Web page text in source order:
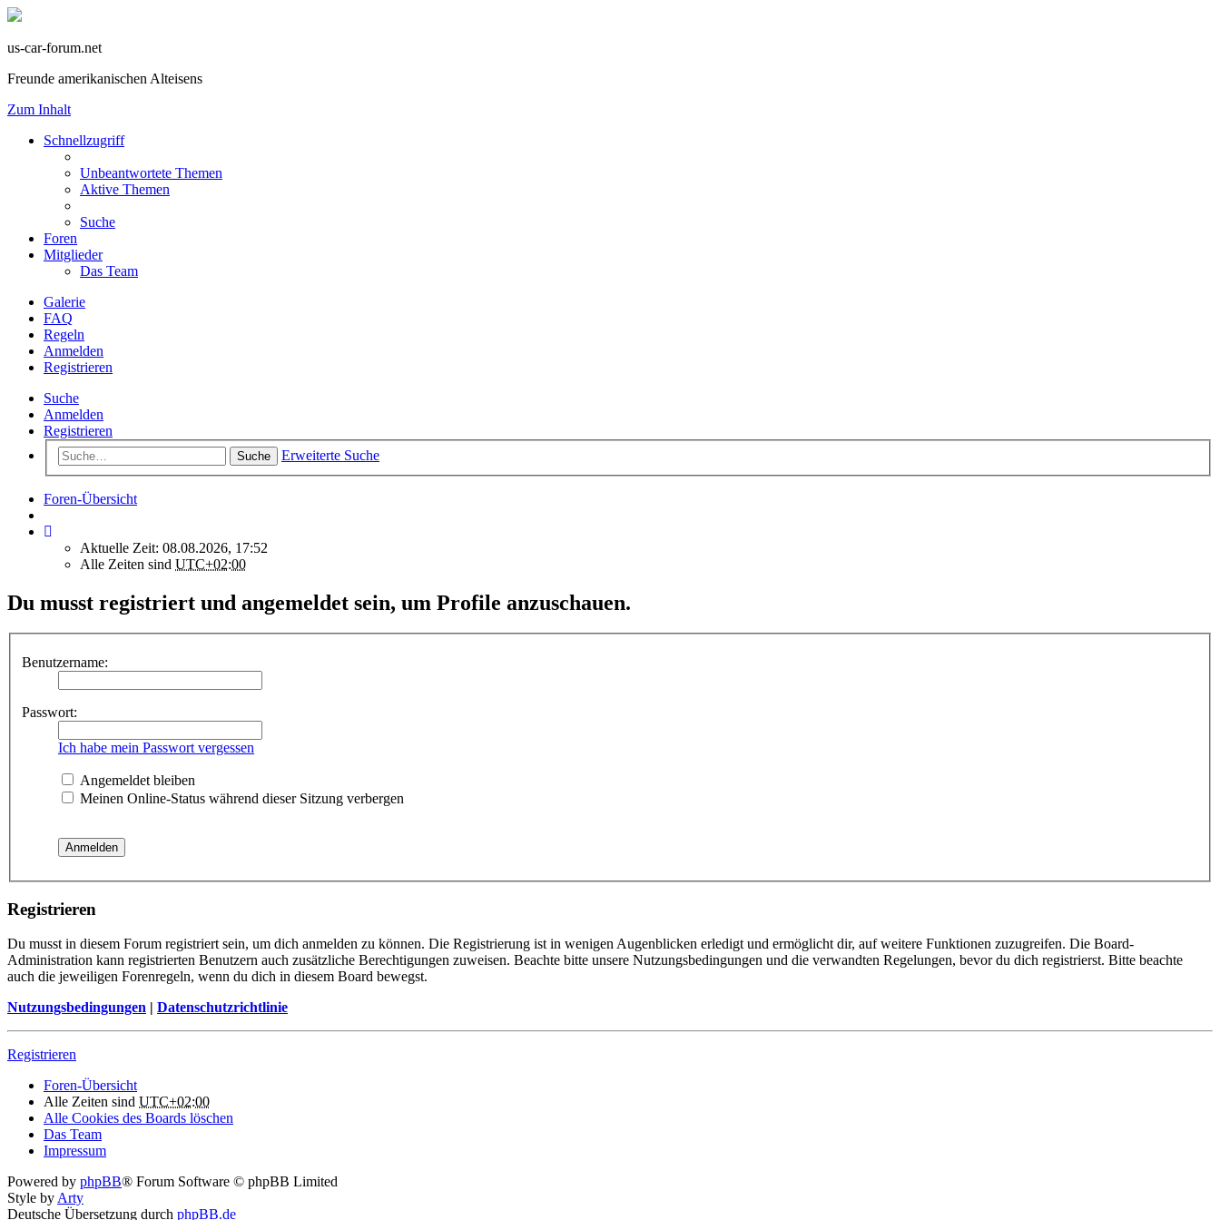
us-car-forum.net
Freunde amerikanischen Alteisens
Zum Inhalt
Schnellzugriff
Unbeantwortete Themen
Aktive Themen
Suche
Foren
Mitglieder
Das Team
Galerie
FAQ
Regeln
Anmelden
Registrieren
Suche
Anmelden
Registrieren
Suche Erweiterte Suche
Foren-Übersicht
Aktuelle Zeit: 08.08.2026, 17:52
Alle Zeiten sind UTC+02:00
Du musst registriert und angemeldet sein, um Profile anzuschauen.
Benutzername:
Passwort:
Ich habe mein Passwort vergessen
Angemeldet bleiben
Meinen Online-Status während dieser Sitzung verbergen
Registrieren
Du musst in diesem Forum registriert sein, um dich anmelden zu können. Die Registrierung ist in wenigen Augenblicken erledigt und ermöglicht dir, auf weitere Funktionen zuzugreifen. Die Board-
Administration kann registrierten Benutzern auch zusätzliche Berechtigungen zuweisen. Beachte bitte unsere Nutzungsbedingungen und die verwandten Regelungen, bevor du dich registrierst. Bitte beachte
auch die jeweiligen Forenregeln, wenn du dich in diesem Board bewegst.
Nutzungsbedingungen | Datenschutzrichtlinie
Registrieren
Foren-Übersicht
Alle Zeiten sind UTC+02:00
Alle Cookies des Boards löschen
Das Team
Impressum
Powered by phpBB® Forum Software © phpBB Limited
Style byArty
Deutsche Übersetzung durch phpBB.de